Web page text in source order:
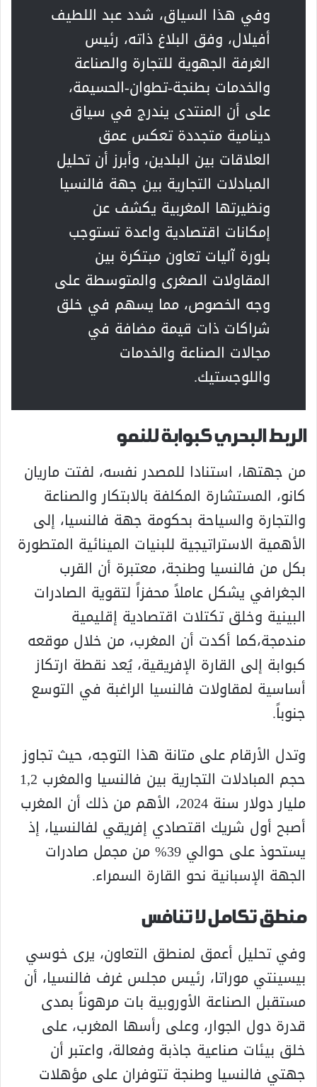
وفي هذا السياق، شدد عبد اللطيف
أفيلال، وفق البلاغ ذاته، رئيس
الغرفة الجهوية للتجارة والصناعة
والخدمات بطنجة-تطوان-الحسيمة،
على أن المنتدى يندرج في سياق
دينامية متجددة تعكس عمق
العلاقات بين البلدين، وأبرز أن تحليل
المبادلات التجارية بين جهة فالنسيا
ونظيرتها المغربية يكشف عن
إمكانات اقتصادية واعدة تستوجب
بلورة آليات تعاون مبتكرة بين
المقاولات الصغرى والمتوسطة على
وجه الخصوص، مما يسهم في خلق
شراكات ذات قيمة مضافة في
مجالات الصناعة والخدمات
واللوجستيك.
الربط البحري كبوابة للنمو
من جهتها، استنادا للمصدر نفسه، لفتت ماريان
كانو، المستشارة المكلفة بالابتكار والصناعة
والتجارة والسياحة بحكومة جهة فالنسيا، إلى
الأهمية الاستراتيجية للبنيات المينائية المتطورة
بكل من فالنسيا وطنجة، معتبرة أن القرب
الجغرافي يشكل عاملاً محفزاً لتقوية الصادرات
البينية وخلق تكتلات اقتصادية إقليمية
مندمجة،كما أكدت أن المغرب، من خلال موقعه
كبوابة إلى القارة الإفريقية، يُعد نقطة ارتكاز
أساسية لمقاولات فالنسيا الراغبة في التوسع
جنوباً.
وتدل الأرقام على متانة هذا التوجه، حيث تجاوز
حجم المبادلات التجارية بين فالنسيا والمغرب 1,2
مليار دولار سنة 2024، الأهم من ذلك أن المغرب
أصبح أول شريك اقتصادي إفريقي لفالنسيا، إذ
يستحوذ على حوالي 39% من مجمل صادرات
الجهة الإسبانية نحو القارة السمراء.
منطق تكامل لا تنافس
وفي تحليل أعمق لمنطق التعاون، يرى خوسي
بيسينتي موراتا، رئيس مجلس غرف فالنسيا، أن
مستقبل الصناعة الأوروبية بات مرهوناً بمدى
قدرة دول الجوار، وعلى رأسها المغرب، على
خلق بيئات صناعية جاذبة وفعالة، واعتبر أن
جهتي فالنسيا وطنجة تتوفران على مؤهلات